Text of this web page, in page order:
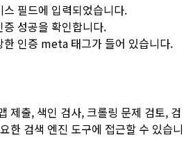
필드에 입력되었습니다.
성공을 확인합니다.
한 인증 meta 태그가 들어 있습니다.
제출, 색인 검사, 크롤링 문제 검토, 검
한 검색 엔진 도구에 접근할 수 있습니